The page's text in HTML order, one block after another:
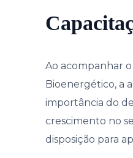
Ao acompanhar
Bioenergético, a
importância do
crescimento no
disposição para